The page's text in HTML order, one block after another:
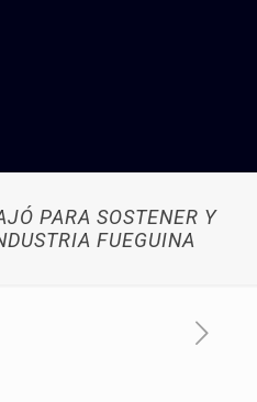
PARA SOSTENER Y
FUEGUINA